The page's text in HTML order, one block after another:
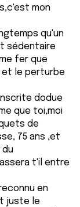
mon
qu'un
sédentaire
fer que
et le perturbe
dodue
que toi,moi
de
75 ans ,et
du
t'il entre
en
juste le